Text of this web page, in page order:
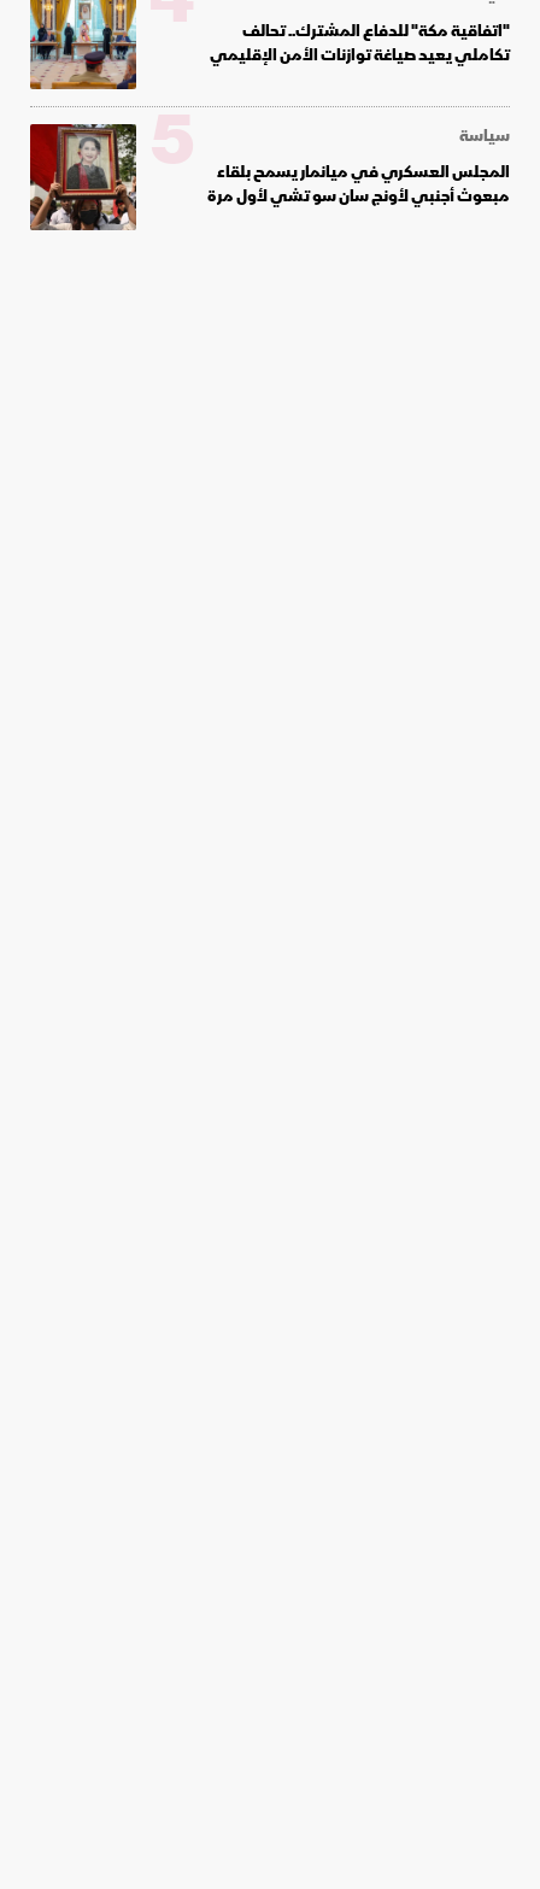
"اتفاقية مكة" للدفاع المشترك.. تحالف
تكاملي يعيد صياغة توازنات الأمن الإقليمي
سياسة
المجلس العسكري في ميانمار يسمح بلقاء
مبعوث أجنبي لأونج سان سو تشي لأول مرة 5